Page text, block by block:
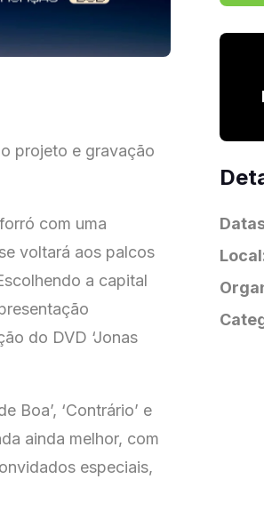
projeto e gravação
com uma
voltará aos palcos
a capital
do DVD ‘Jonas
Boa’, ‘Contrário’ e
ainda melhor, com
especiais,